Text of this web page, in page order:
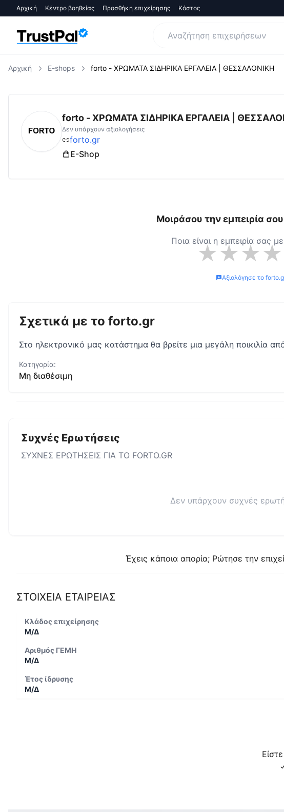
Αρχική Κέντρο βοηθείας Προσθήκη επιχείρησης Κόστος
Αρχική E-shops forto - ΧΡΩΜΑΤΑ ΣΙΔΗΡΙΚΑ ΕΡΓΑΛΕΙΑ | ΘΕΣΣΑΛΟΝΙΚΗ
forto.gr Αξιολογήσεις | Δες Αξιολογήσεις και Κριτικές
forto - ΧΡΩΜΑΤΑ ΣΙΔΗΡΙΚΑ ΕΡΓΑΛΕΙΑ |
Δεν υπάρχουν αξιολογήσεις
forto.gr
E-Shop
Μοιράσου την εμπειρία
Ποια είναι η εμπειρία σας
★★★★
Αξιολόγησε το
Σχετικά με το forto.gr
Στο ηλεκτρονικό μας κατάστημα θα βρείτε μια μεγάλη ποικιλία
Κατηγορία:
Μη διαθέσιμη
Συχνές Ερωτήσεις
ΣΥΧΝΕΣ ΕΡΩΤΗΣΕΙΣ ΓΙΑ ΤΟ FORTO.GR
Δεν υπάρχουν συχνές
Έχεις κάποια απορία; Ρώτησε την
ΣΤΟΙΧΕΙΑ ΕΤΑΙΡΕΙΑΣ
Κλάδος επιχείρησης
Μ/Δ
Αριθμός ΓΕΜΗ
Μ/Δ
Έτος ίδρυσης
Μ/Δ